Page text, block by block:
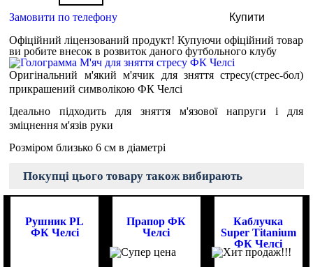
Замовити по телефону
Купити
Офіційний ліцензований продукт!Купуючи офіційний товар
ви робите внесок в розвиток даного футбольного клубу
Оригінальний м'який м'ячик для зняття стресу(стрес-бол)
прикрашений символікою ФК Челсі
Ідеально підходить для зняття м'язової напруги і для
зміцнення м'язів руки
Розміром близько 6 см в діаметрі
Покупці цього товару також вибирають
Рушник PL
ФК Челсі
Прапор ФК
Челсі
Каблучка
Super Titanium
ФК Челсі